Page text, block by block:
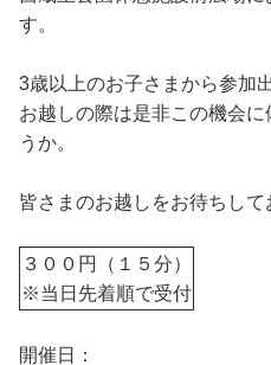
す。
3歳以上のお子さまから参加
お越しの際は是非この機会
うか。
皆さまのお越しをお待ちして
３００円（１５分）
※当日先着順で受付
開催日：